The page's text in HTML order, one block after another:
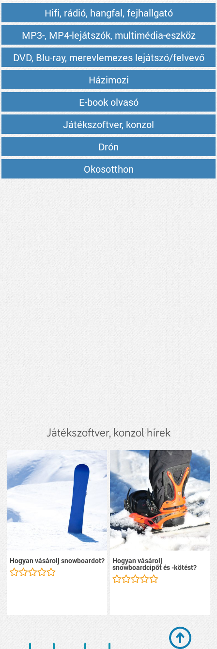
Hifi, rádió, hangfal, fejhallgató
MP3-, MP4-lejátszók, multimédia-eszköz
DVD, Blu-ray, merevlemezes lejátszó/felvevő
Házimozi
E-book olvasó
Játékszoftver, konzol
Drón
Okosotthon
Játékszoftver, konzol hírek
Hogyan vásárolj snowboardot? Hogyan vásárolj
snowboardcipőt és -kötést?